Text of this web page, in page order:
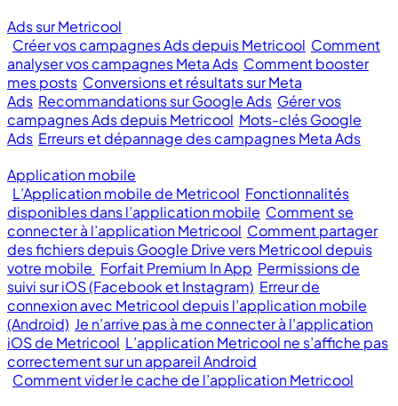
Ads sur Metricool
Créer vos campagnes Ads depuis Metricool Comment
analyser vos campagnes Meta Ads Comment booster
mes posts Conversions et résultats sur Meta
Ads Recommandations sur Google Ads Gérer vos
campagnes Ads depuis Metricool Mots-clés Google
Ads Erreurs et dépannage des campagnes Meta Ads
Application mobile
L’Application mobile de Metricool Fonctionnalités
disponibles dans l’application mobile Comment se
connecter à l’application Metricool Comment partager
des fichiers depuis Google Drive vers Metricool depuis
votre mobile Forfait Premium In App Permissions de
suivi sur iOS (Facebook et Instagram) Erreur de
connexion avec Metricool depuis l’application mobile
(Android) Je n’arrive pas à me connecter à l’application
iOS de Metricool L’application Metricool ne s’affiche pas
correctement sur un appareil Android
Comment vider le cache de l’application Metricool